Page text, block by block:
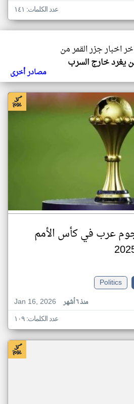
عدد الكلمات: ١٤١
اخبار جزر القمر من
يغرد خارج السرب
مصادر أخرى
7 نجوم عرب في كأس الأمم
Politics
Jan 16, 2026
منذ ٦ أشهر
عدد الكلمات: ١٠٩